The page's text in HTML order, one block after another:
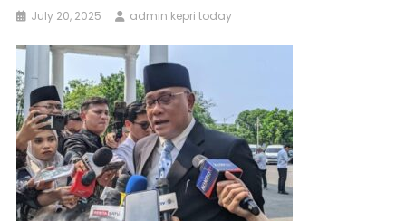
July 20, 2025 admin kepri today